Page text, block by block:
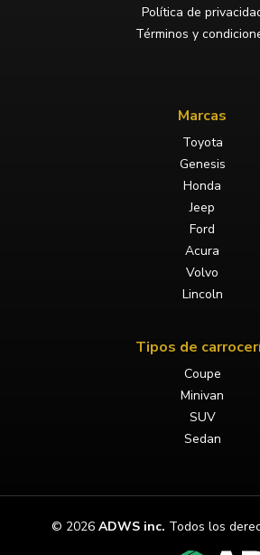
Política de
Términos y
Marcas
Toyota
Genesis
Honda
Jeep
Ford
Acura
Volvo
Lincoln
Tipos de
Coupe
Minivan
SUV
Sedan
© 2026 ADWS inc. Todos los